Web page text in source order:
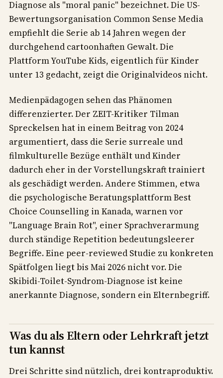
Diagnose als "moral panic" bezeichnet. Die US-
Bewertungsorganisation Common Sense Media
empfiehlt die Serie ab 14 Jahren wegen der
durchgehend cartoonhaften Gewalt. Die
Plattform YouTube Kids, eigentlich für Kinder
unter 13 gedacht, zeigt die Originalvideos nicht.
Medienpädagogen sehen das Phänomen
differenzierter. Der ZEIT-Kritiker Tilman
Spreckelsen hat in einem Beitrag von 2024
argumentiert, dass die Serie surreale und
filmkulturelle Bezüge enthält und Kinder
dadurch eher in der Vorstellungskraft trainiert
als geschädigt werden. Andere Stimmen, etwa
die psychologische Beratungsplattform Best
Choice Counselling in Kanada, warnen vor
"Language Brain Rot", einer Sprachverarmung
durch ständige Repetition bedeutungsleerer
Begriffe. Eine peer-reviewed Studie zu konkreten
Spätfolgen liegt bis Mai 2026 nicht vor. Die
Skibidi-Toilet-Syndrom-Diagnose ist keine
anerkannte Diagnose, sondern ein Elternbegriff.
Was du als Eltern oder Lehrkraft jetzt
tun kannst
Drei Schritte sind nützlich, drei kontraproduktiv.